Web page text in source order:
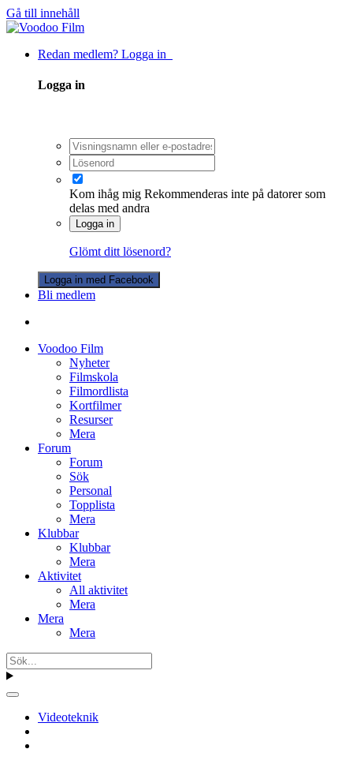
Gå till innehåll
Redan medlem? Logga in
Logga in
Kom ihåg mig Rekommenderas inte på datorer som
delas med andra
Logga in
Glömt ditt lösenord?
Logga in med Facebook
Bli medlem
Voodoo Film
Nyheter
Filmskola
Filmordlista
Kortfilmer
Resurser
Mera
Forum
Forum
Sök
Personal
Topplista
Mera
Klubbar
Klubbar
Mera
Aktivitet
All aktivitet
Mera
Mera
Mera
Videoteknik